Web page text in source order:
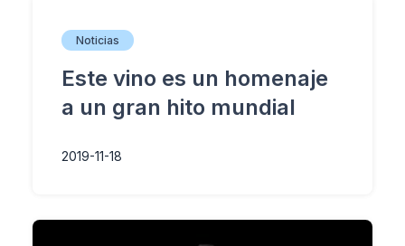
Noticias
Este vino es un homenaje
a un gran hito mundial
2019-11-18